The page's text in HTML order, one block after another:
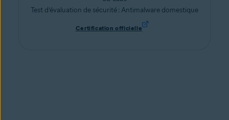
Test d’évaluation de sécurité : Antimalware domestique
Certification officielle